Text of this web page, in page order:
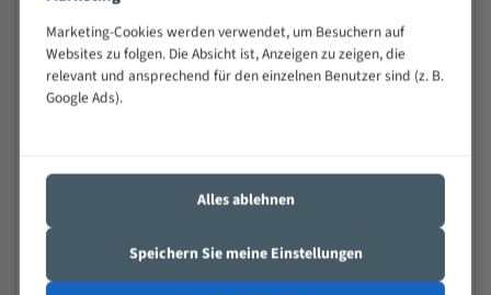
Technische Beschreibung:
Positiver Spanwinkel
Bandkörper aus hochlegiertem Federstahl
Nichteisenmetalle
Marketing-Cookies werden verwendet, um Besuchern auf
Websites zu folgen. Die Absicht ist, Anzeigen zu zeigen, die
relevant und ansprechend für den einzelnen Benutzer sind (z. B.
Google Ads).
Alles ablehnen
Speichern Sie meine Einstellungen